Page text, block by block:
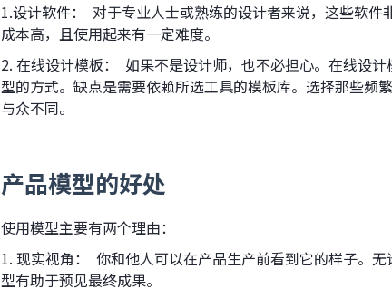
1.设计软件： 对于专业人士或熟练的设计者来说，这些软
成本高，且使用起来有一定难度。
2. 在线设计模板： 如果不是设计师，也不必担心。在线设
型的方式。缺点是需要依赖所选工具的模板库。选择那些频
与众不同。
产品模型的好处
使用模型主要有两个理由：
1. 现实视角： 你和他人可以在产品生产前看到它的样子。
型有助于预见最终成果。